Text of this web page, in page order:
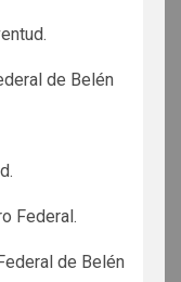
de Belén
Federal.
de Belén